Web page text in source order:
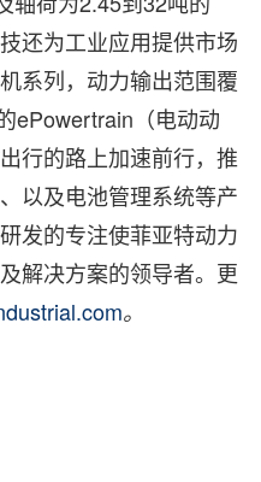
还为工业应用提供市场
系列，动力输出范围覆
ePowertrain（电动动
行的路上加速前行，推
以及电池管理系统等产
发的专注使菲亚特动力
解决方案的领导者。更
。